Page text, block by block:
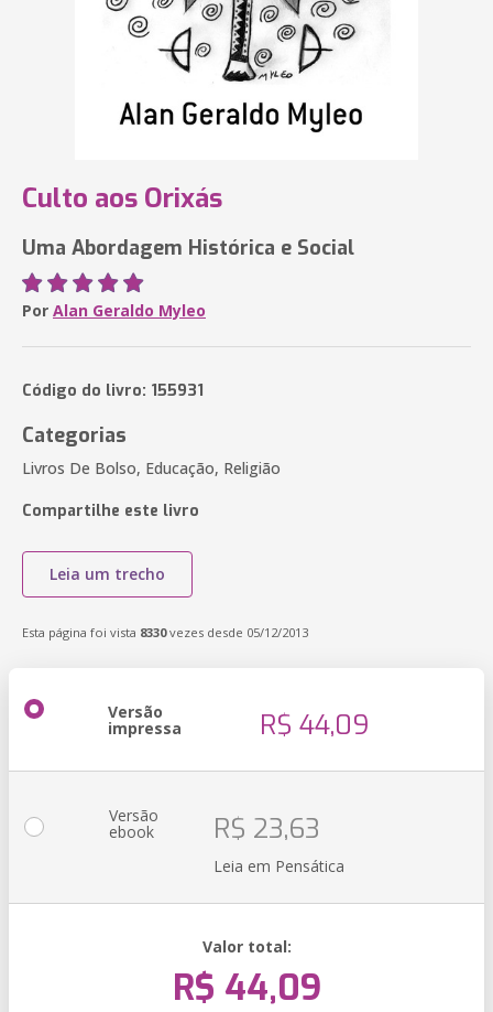
Culto aos Orixás
Uma Abordagem Histórica e Social
Por Alan Geraldo Myleo
Código do livro: 155931
Categorias
Livros De Bolso, Educação, Religião
Compartilhe este livro
Leia um trecho
Esta página foi vista 8330vezes desde 05/12/2013
Versão
impressa R$ 44,09
Versão
ebook R$ 23,63
Leia em Pensática
Valor total:
R$ 44,09